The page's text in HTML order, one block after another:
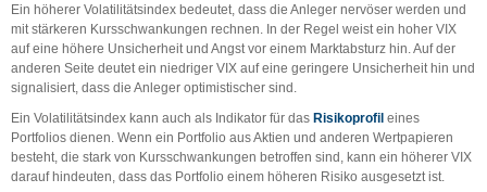
Ein höherer Volatilitätsindex bedeutet, dass die Anleger nervöser werden und
mit stärkeren Kursschwankungen rechnen. In der Regel weist ein hoher VIX
auf eine höhere Unsicherheit und Angst vor einem Marktabsturz hin. Auf der
anderen Seite deutet ein niedriger VIX auf eine geringere Unsicherheit hin und
signalisiert, dass die Anleger optimistischer sind.
Ein Volatilitätsindex kann auch als Indikator für das Risikoprofil eines
Portfolios dienen. Wenn ein Portfolio aus Aktien und anderen Wertpapieren
besteht, die stark von Kursschwankungen betroffen sind, kann ein höherer VIX
darauf hindeuten, dass das Portfolio einem höheren Risiko ausgesetzt ist.